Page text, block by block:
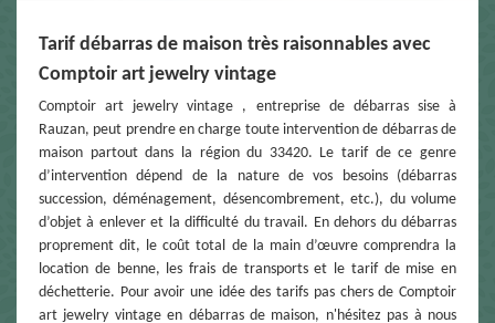
Tarif débarras de maison très raisonnables avec
Comptoir art jewelry vintage
Comptoir art jewelry vintage , entreprise de débarras sise à
Rauzan, peut prendre en charge toute intervention de débarras de
maison partout dans la région du 33420. Le tarif de ce genre
d’intervention dépend de la nature de vos besoins (débarras
succession, déménagement, désencombrement, etc.), du volume
d’objet à enlever et la difficulté du travail. En dehors du débarras
proprement dit, le coût total de la main d’œuvre comprendra la
location de benne, les frais de transports et le tarif de mise en
déchetterie. Pour avoir une idée des tarifs pas chers de Comptoir
art jewelry vintage en débarras de maison, n'hésitez pas à nous